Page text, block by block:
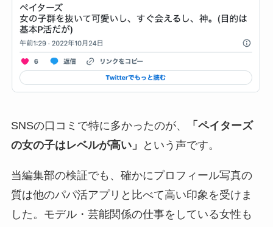
SNSの口コミで特に多かったのが、
「ペイターズ
の女の子はレベルが高い」
という声です。
当編集部の検証でも、確かにプロフィール写真の
質は他のパパ活アプリと比べて高い印象を受けま
した。モデル・芸能関係の仕事をしている女性も